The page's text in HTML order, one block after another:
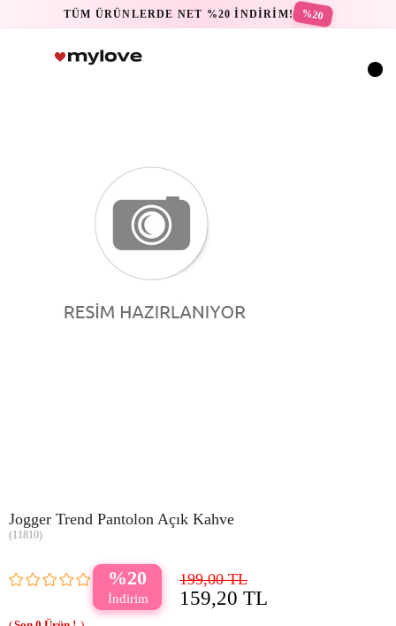
TÜM ÜRÜNLERDE NET %20 İNDİRİM! %20
Jogger Trend Pantolon Açık Kahve
(11810)
20 199,00 TL
159,20 TL